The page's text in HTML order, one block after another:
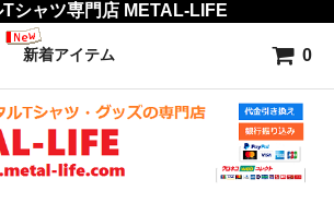
Tシャツ専門店 METAL-LIFE
新着アイテム 0